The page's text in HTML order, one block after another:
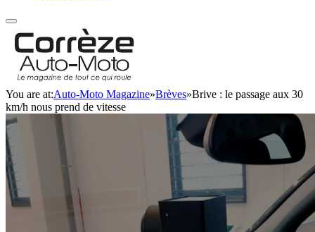
You are at:Auto-Moto Magazine»Brèves»Brive : le passage aux 30
km/h nous prend de vitesse